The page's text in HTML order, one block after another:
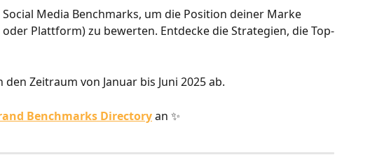
Media Benchmarks, um die Position deiner Marke
Plattform) zu bewerten. Entdecke die Strategien, die Top-
Zeitraum von Januar bis Juni 2025 ab.
Benchmarks Directory an ✨